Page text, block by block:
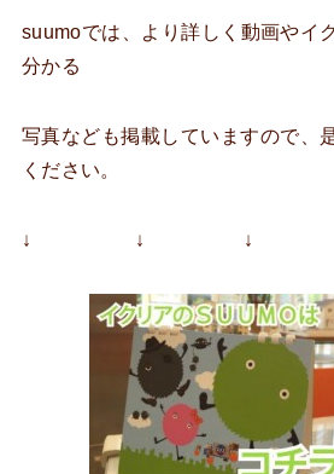
suumoでは、より詳しく動画やイ
分かる
写真なども掲載していますので、
ください。
↓ ↓ ↓